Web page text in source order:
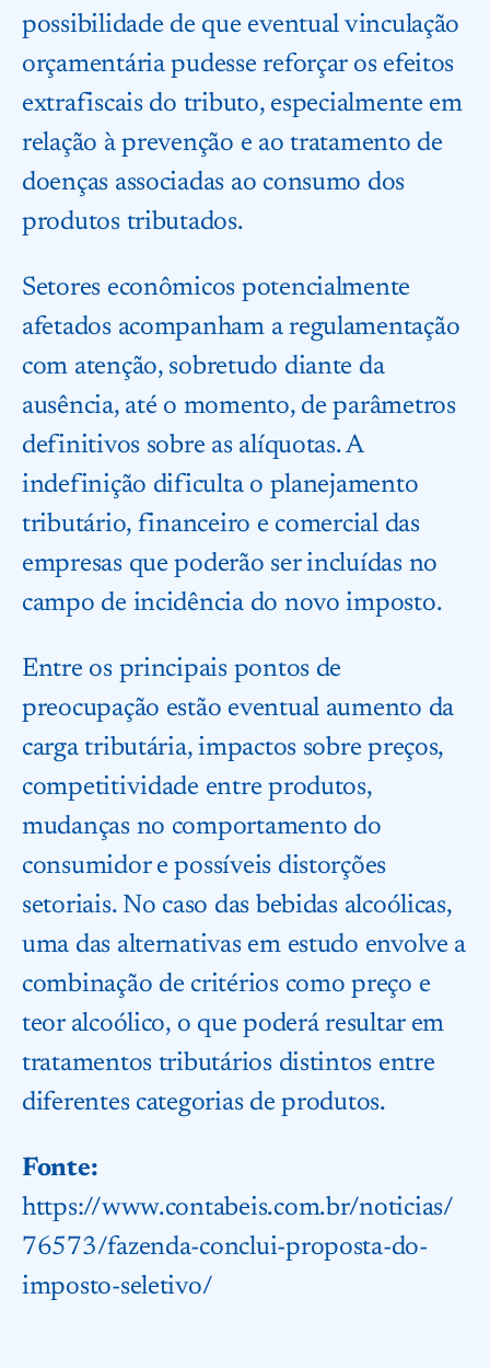
possibilidade de que eventual vinculação
orçamentária pudesse reforçar os efeitos
extrafiscais do tributo, especialmente em
relação à prevenção e ao tratamento de
doenças associadas ao consumo dos
produtos tributados.
Setores econômicos potencialmente
afetados acompanham a regulamentação
com atenção, sobretudo diante da
ausência, até o momento, de parâmetros
definitivos sobre as alíquotas. A
indefinição dificulta o planejamento
tributário, financeiro e comercial das
empresas que poderão ser incluídas no
campo de incidência do novo imposto.
Entre os principais pontos de
preocupação estão eventual aumento da
carga tributária, impactos sobre preços,
competitividade entre produtos,
mudanças no comportamento do
consumidor e possíveis distorções
setoriais. No caso das bebidas alcoólicas,
uma das alternativas em estudo envolve a
combinação de critérios como preço e
teor alcoólico, o que poderá resultar em
tratamentos tributários distintos entre
diferentes categorias de produtos.
Fonte:
https://www.contabeis.com.br/noticias/
76573/fazenda-conclui-proposta-do-
imposto-seletivo/